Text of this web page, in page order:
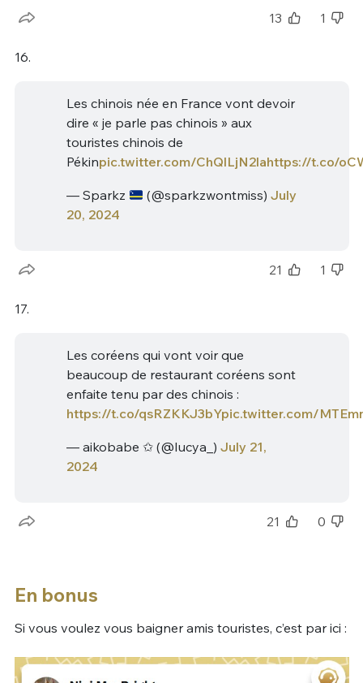
13 1
16.
Les chinois née en France vont devoir
dire « je parle pas chinois » aux
touristes chinois de
Pékinpic.twitter.com/ChQlLjN2lahttps://t.co/
— Sparkz (@sparkzwontmiss) July
20, 2024
21 1
17.
Les coréens qui vont voir que
beaucoup de restaurant coréens sont
enfaite tenu par des chinois :
https://t.co/qsRZKKJ3bYpic.twitter.com/
— aikobabe ✩ (@Iucya_) July 21,
2024
21 0
En bonus
Si vous voulez vous baigner amis touristes, c’est par ici :